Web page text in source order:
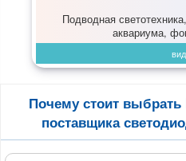
Подводная
аквариума,
вид
Почему стоит выбрать
поставщика